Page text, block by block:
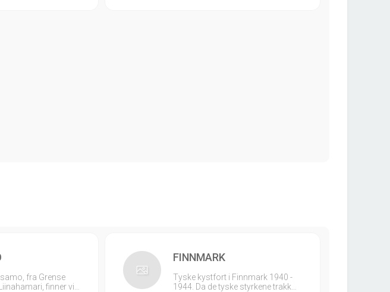
fra Grense
finner vi…
FINNMARK
Tyske kystfort i Finnmark 1940 -
1944. Da de tyske styrkene trakk…